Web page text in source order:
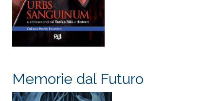
Memorie dal Futuro